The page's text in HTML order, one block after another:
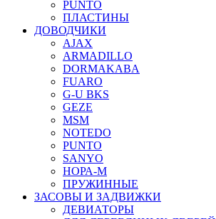
PUNTO
ПЛАСТИНЫ
ДОВОДЧИКИ
AJAX
ARMADILLO
DORMAKABA
FUARO
G-U BKS
GEZE
MSM
NOTEDO
PUNTO
SANYO
НОРА-М
ПРУЖИННЫЕ
ЗАСОВЫ И ЗАДВИЖКИ
ДЕВИАТОРЫ